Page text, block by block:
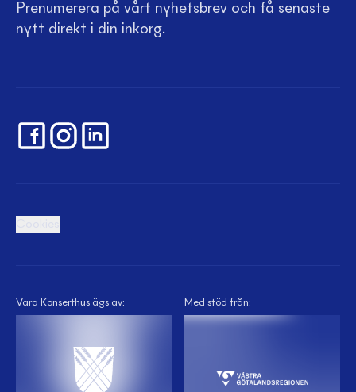
Prenumerera på vårt nyhetsbrev och få senaste
nytt direkt i din inkorg.
Vara Konserthus ägs av: Med stöd från: